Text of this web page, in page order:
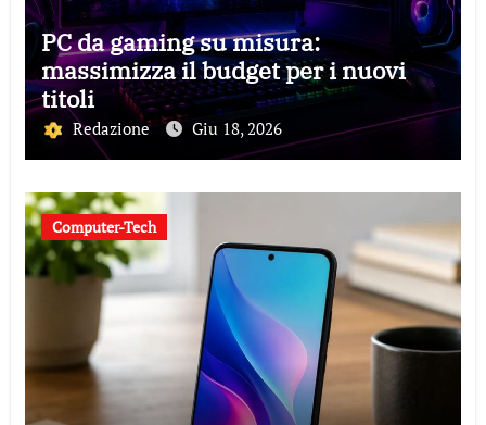
PC da gaming su misura:
massimizza il budget per i nuovi
titoli
Redazione Giu 18, 2026
Computer-Tech